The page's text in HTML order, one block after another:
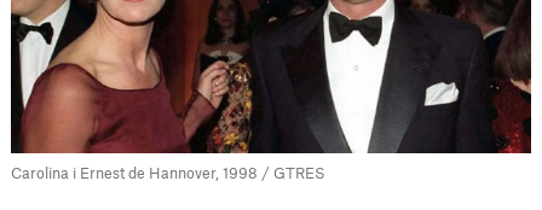
Carolina i Ernest de Hannover, 1998 / GTRES